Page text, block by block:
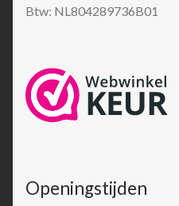
Btw: NL804289736B01
Openingstijden